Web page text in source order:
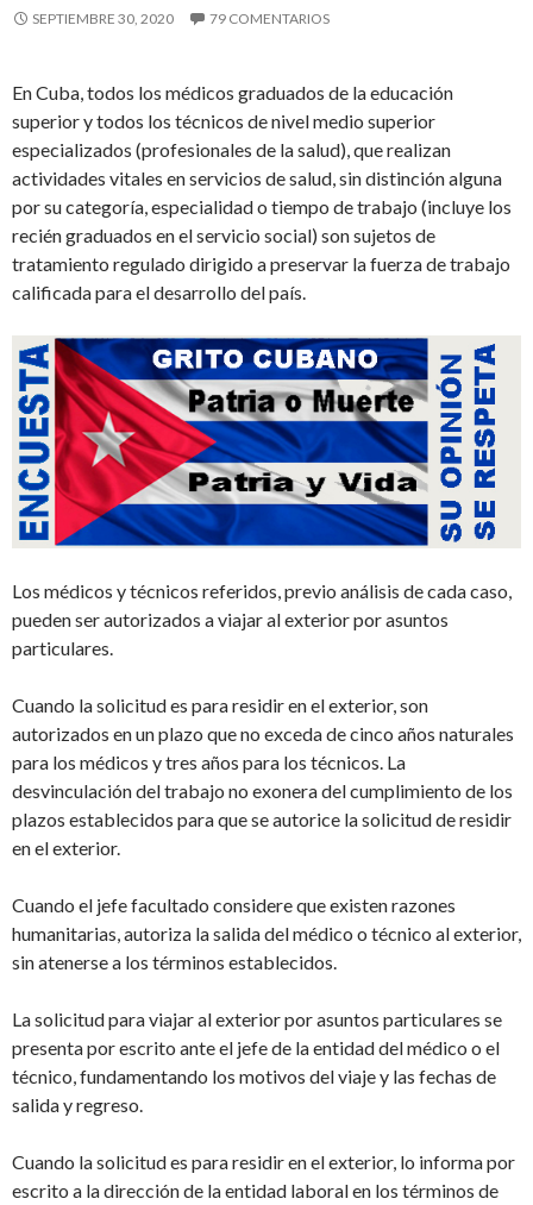
SEPTIEMBRE 30, 2020 79 COMENTARIOS
En Cuba, todos los médicos graduados de la educación
superiory todos los técnicos de nivel medio superior
especializados (profesionales de la salud), que realizan
actividades vitales en servicios de salud, sin distinción alguna
por su categoría, especialidad o tiempo detrabajo (incluye los
recién graduados enelservicio social) son sujetos de
tratamiento regulado dirigido a preservar la fuerza de trabajo
calificada para el desarrollo del país.
Los médicos y técnicos referidos, previo análisis de cada caso,
pueden ser autorizados a viajar al exterior por asuntos
particulares.
Cuando la solicitud es para residir en el exterior, son
autorizados en un plazo que no exceda de cinco años naturales
para los médicos y tres años para los técnicos. La
desvinculación del trabajo no exonera del cumplimiento de los
plazos establecidos para que se autorice la solicitud de residir
en el exterior.
Cuando el jefe facultado considere que existen razones
humanitarias, autoriza la salida del médico o técnico al exterior,
sin atenerse a los términos establecidos.
La solicitud para viajar al exterior por asuntos particulares se
presenta por escrito ante el jefe de la entidad del médico o el
técnico, fundamentando los motivos del viaje y las fechas de
salida y regreso.
Cuando la solicitud es para residir en el exterior, lo informa por
escrito a la dirección de la entidad laboral en los términos de